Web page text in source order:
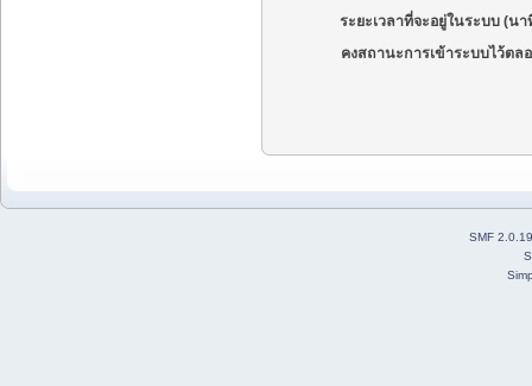
ระยะเวลาที่จะอยู่ในระบบ (นา
คงสถานะการเข้าระบบไว้ตล
SMF 2.0.19